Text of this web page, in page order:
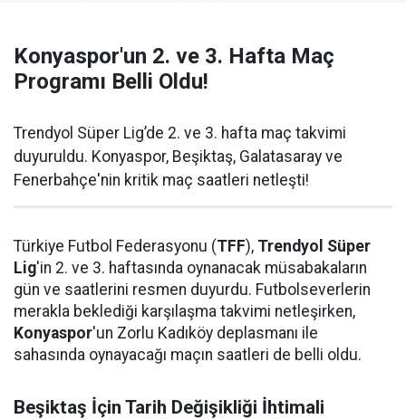
Konyaspor'un 2. ve 3. Hafta Maç
Programı Belli Oldu!
Trendyol Süper Lig’de 2. ve 3. hafta maç takvimi
duyuruldu. Konyaspor, Beşiktaş, Galatasaray ve
Fenerbahçe'nin kritik maç saatleri netleşti!
Türkiye Futbol Federasyonu (TFF), Trendyol Süper
Lig'in 2. ve 3. haftasında oynanacak müsabakaların
gün ve saatlerini resmen duyurdu. Futbolseverlerin
merakla beklediği karşılaşma takvimi netleşirken,
Konyaspor'un Zorlu Kadıköy deplasmanı ile
sahasında oynayacağı maçın saatleri de belli oldu.
Beşiktaş İçin Tarih Değişikliği İhtimali